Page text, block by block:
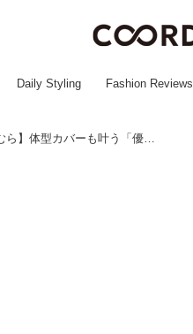
Daily Styling Fashion Reviews
マニアも思わず2色買い！【しまむら】体型カバーも叶う「優秀タックパンツ」